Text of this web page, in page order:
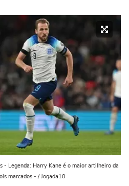
- Legenda: Harry Kane é o maior artilheiro da
marcados - / Jogada10